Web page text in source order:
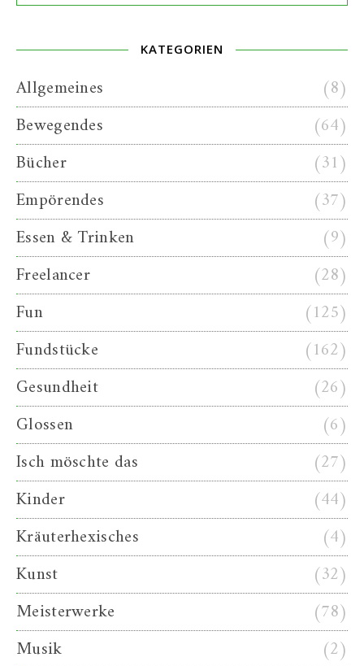
KATEGORIEN
Allgemeines
(8)
Bewegendes
(64)
Bücher
(31)
Empörendes
(37)
Essen & Trinken
(9)
Freelancer
(28)
Fun
(125)
Fundstücke
(162)
Gesundheit
(26)
Glossen
(6)
Isch möschte das
(27)
Kinder
(44)
Kräuterhexisches
(4)
Kunst
(32)
Meisterwerke
(78)
Musik
(2)